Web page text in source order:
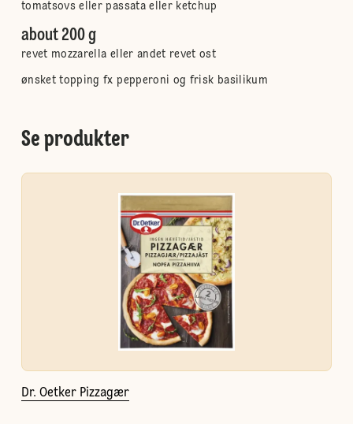
tomatsovs eller passata eller ketchup
about 200 g
revet mozzarella eller andet revet ost
ønsket topping fx pepperoni og frisk basilikum
Se produkter
Dr. Oetker Pizzagær